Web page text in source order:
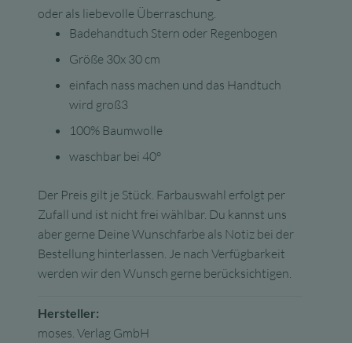
oder als liebevolle Überraschung.
Badehandtuch Stern oder Regenbogen
Größe 30x 30 cm
einfach nass machen und das Handtuch
wird groß3
100% Baumwolle
waschbar bei 40°
Der Preis gilt je Stück. Farbauswahl erfolgt per
Zufall und ist nicht frei wählbar. Du kannst uns
aber gerne Deine Wunschfarbe als Notiz bei der
Bestellung hinterlassen. Je nach Verfügbarkeit
werden wir den Wunsch gerne berücksichtigen.
Hersteller:
moses. Verlag GmbH